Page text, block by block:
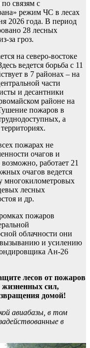
связям с
режим ЧС в лесах
2026 года. В период
28 лесных
за гроз.
на северо-востоке
ведется борьба с 11
в 7 районах – на
части
и десантники
районе на
пожаров в
а
пожарах не
очагов и
работает 21
очагов ведется
многокилометровых
лесных
и др.
пожаров
облачности они
вызыванию и усилению
Ан-26
лесов от пожаров
жизненных сил,
домой!
авиабазы, в том
в